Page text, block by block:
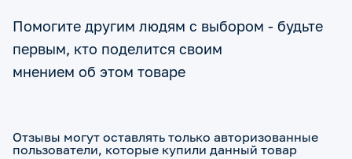
Помогите другим людям с выбором - будьте
первым, кто поделится своим
мнением об этом товаре
Отзывы могут оставлять только авторизованные
пользователи, которые купили данный товар